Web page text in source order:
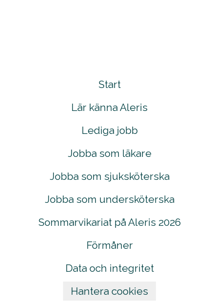
Start
Lär känna Aleris
Lediga jobb
Jobba som läkare
Jobba som sjuksköterska
Jobba som undersköterska
Sommarvikariat på Aleris 2026
Förmåner
Data och integritet
Hantera cookies